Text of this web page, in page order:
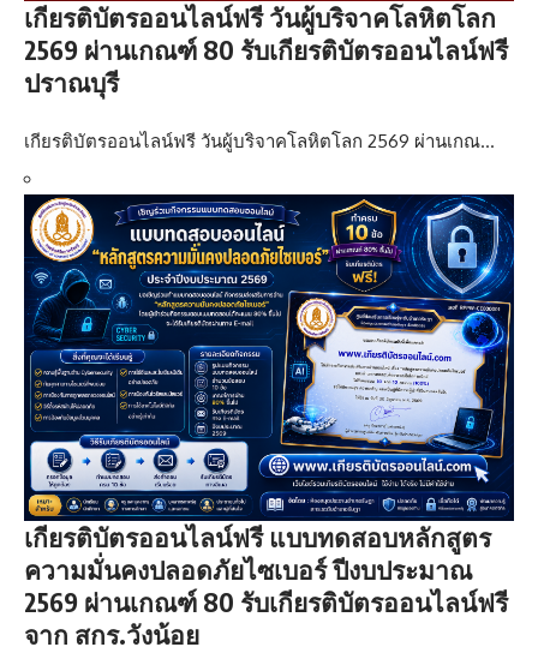
เกียรติบัตรออนไลน์ฟรี วันผู้บริจาคโลหิตโลก
2569 ผ่านเกณฑ์ 80 รับเกียรติบัตรออนไลน์ฟรี
ปราณบุรี
เกียรติบัตรออนไลน์ฟรี วันผู้บริจาคโลหิตโลก 2569 ผ่านเกณ…
เกียรติบัตรออนไลน์ฟรี แบบทดสอบหลักสูตร
ความมั่นคงปลอดภัยไซเบอร์ ปีงบประมาณ
2569 ผ่านเกณฑ์ 80 รับเกียรติบัตรออนไลน์ฟรี
จาก สกร.วังน้อย